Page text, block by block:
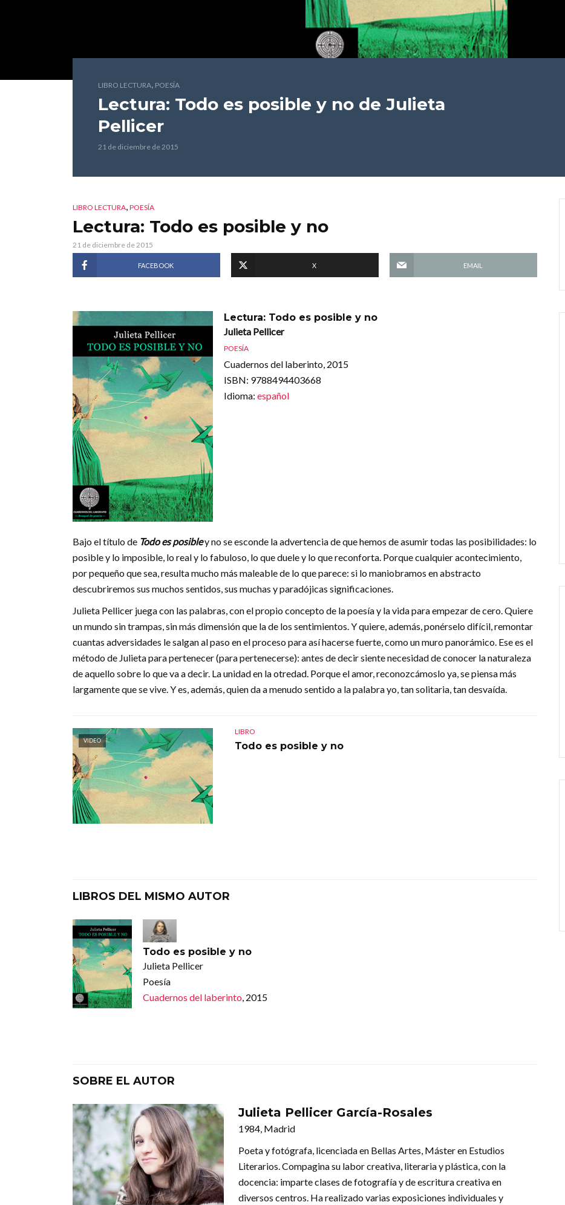
LIBRO LECTURA, POESÍA
Lectura: Todo es posible y no de Julieta
Pellicer
21 de diciembre de 2015
LIBRO LECTURA, POESÍA
Lectura: Todo es posible y no
21 de diciembre de 2015
FACEBOOK X EMAIL
Lectura: Todo es posible y no
Julieta Pellicer
POESÍA
Cuadernos del laberinto, 2015
ISBN: 9788494403668
Idioma: español
Bajo el título de Todo es posibley no se esconde la advertencia de que hemos de asumir todas las posibilidades: lo
posible y lo imposible, lo real y lo fabuloso, lo que duele y lo que reconforta. Porque cualquier acontecimiento,
por pequeño que sea, resulta mucho más maleable de lo que parece: si lo maniobramos en abstracto
descubriremos sus muchos sentidos, sus muchas y paradójicas significaciones.
Julieta Pellicer juega con las palabras, con el propio concepto de la poesía y la vida para empezar de cero. Quiere
un mundo sin trampas, sin más dimensión que la de los sentimientos. Y quiere, además, ponérselo difícil, remontar
cuantas adversidades le salgan al paso en el proceso para así hacerse fuerte, como un muro panorámico. Ese es el
método de Julieta para pertenecer (para pertenecerse): antes de decir siente necesidad de conocer la naturaleza
de aquello sobre lo que va a decir. La unidad en la otredad. Porque el amor, reconozcámoslo ya, se piensa más
largamente que se vive. Y es, además, quien da a menudo sentido a la palabra yo, tan solitaria, tan desvaída.
VIDEO
LIBRO
Todo es posible y no
LIBROS DEL MISMO AUTOR
Todo es posible y no
Julieta Pellicer
Poesía
Cuadernos del laberinto, 2015
SOBRE EL AUTOR
Julieta Pellicer García-Rosales
1984, Madrid
Poeta y fotógrafa, licenciada en Bellas Artes, Máster en Estudios
Literarios. Compagina su labor creativa, literaria y plástica, con la
docencia: imparte clases de fotografía y de escritura creativa en
diversos centros. Ha realizado varias exposiciones individuales y